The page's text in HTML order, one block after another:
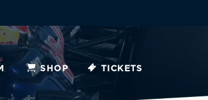
SHOP TICKETS